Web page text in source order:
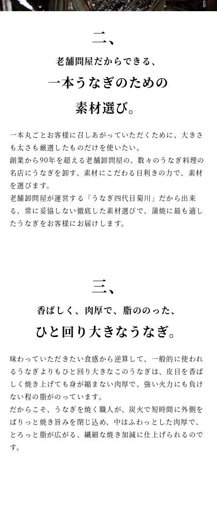
二、
老舗問屋だからできる、
一本うなぎのための
素材選び。
一本丸ごとお客様に召しあがっていただくために、大きさ
も太さも厳選したものだけを使いたい。
創業から90年を超える老舗卸問屋の、数々のうなぎ料理の
名店にうなぎを卸す、素材にこだわる目利きの力で、素材
を選びます。
老舗卸問屋が運営する「うなぎ四代目菊川」だから出来
る、常に妥協しない徹底した素材選びで、蒲焼に最も適し
たうなぎをお客様にお届けします。
三、
香ばしく、肉厚で、脂ののった、
ひと回り大きなうなぎ。
味わっていただきたい食感から逆算して、一般的に使われ
るうなぎよりもひと回り大きなこのうなぎは、皮目を香ば
しく焼き上げても身が縮まない肉厚で、強い火力にも負け
ない程の脂がのっています。
だからこそ、うなぎを焼く職人が、炭火で短時間に外側を
ぱりっと焼き旨みを閉じ込め、中はふわっとした肉厚で、
とろっと脂が広がる、繊細な焼き加減に仕上げられるので
す。